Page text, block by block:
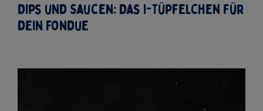
Dips und Saucen: Das i-Tüpfelchen für
dein Fondue